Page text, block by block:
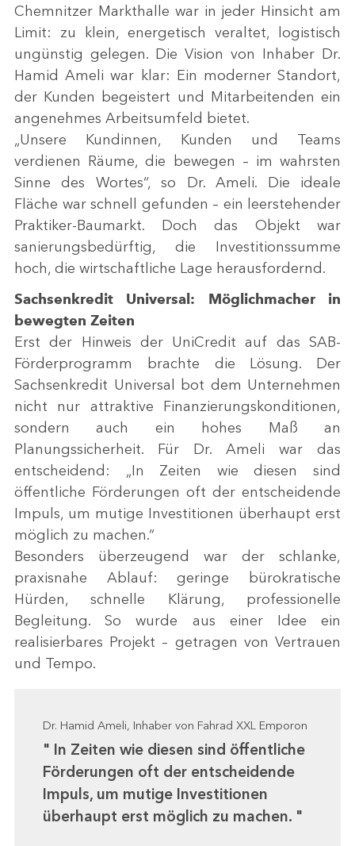
Chemnitzer Markthalle war in jeder Hinsicht am
Limit: zu klein, energetisch veraltet, logistisch
ungünstig gelegen. Die Vision von Inhaber Dr.
Hamid Ameli war klar: Ein moderner Standort,
der Kunden begeistert und Mitarbeitenden ein
angenehmes Arbeitsumfeld bietet.
„Unsere Kundinnen, Kunden und Teams
verdienen Räume, die bewegen – im wahrsten
Sinne des Wortes“, so Dr. Ameli. Die ideale
Fläche war schnell gefunden – ein leerstehender
Praktiker-Baumarkt. Doch das Objekt war
sanierungsbedürftig, die Investitionssumme
hoch, die wirtschaftliche Lage herausfordernd.
Sachsenkredit Universal: Möglichmacher in
bewegten Zeiten
Erst der Hinweis der UniCredit auf das SAB-
Förderprogramm brachte die Lösung. Der
Sachsenkredit Universal bot dem Unternehmen
nicht nur attraktive Finanzierungskonditionen,
sondern auch ein hohes Maß an
Planungssicherheit. Für Dr. Ameli war das
entscheidend: „In Zeiten wie diesen sind
öffentliche Förderungen oft der entscheidende
Impuls, um mutige Investitionen überhaupt erst
möglich zu machen.“
Besonders überzeugend war der schlanke,
praxisnahe Ablauf: geringe bürokratische
Hürden, schnelle Klärung, professionelle
Begleitung. So wurde aus einer Idee ein
realisierbares Projekt – getragen von Vertrauen
und Tempo.
Dr. Hamid Ameli, Inhaber von Fahrad XXL Emporon
In Zeiten wie diesen sind öffentliche
Förderungen oft der entscheidende
Impuls, um mutige Investitionen
überhaupt erst möglich zu machen.